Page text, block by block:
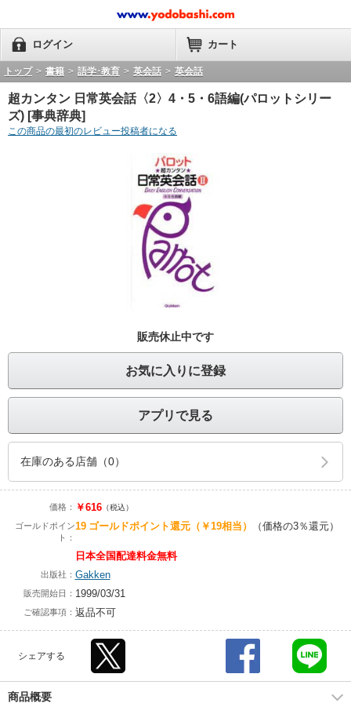
ログイン カート
トップ > 書籍 > 語学･教育 > 英会話 > 英会話
超カンタン 日常英会話〈2〉4・5・6語編(パロットシリー
ズ) [事典辞典]
この商品の最初のレビュー投稿者になる
販売休止中です
お気に入りに登録
アプリで見る
在庫のある店舗（0）
価格： ￥616（税込）
ゴールドポイン
ト：
19 ゴールドポイント還元（￥19相当） （価格の3％還元）
日本全国配達料金無料
出版社： Gakken
販売開始日： 1999/03/31
ご確認事項： 返品不可
シェアする
商品概要